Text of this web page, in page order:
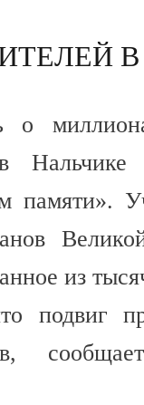
о
Нальчике
памяти».
из
подвиг